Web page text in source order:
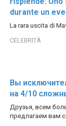
durante un
La rara uscita di
CELEBRITÀ
Вы
на 4/10
Друзья, всем
предлагаем вам